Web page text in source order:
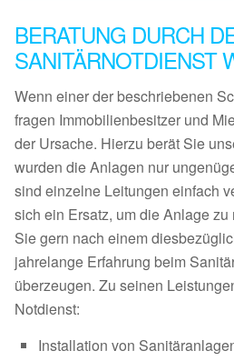
BERATUNG DURCH
SANITÄRNOTDIENST
Wenn einer der beschriebenen
fragen Immobilienbesitzer und
der Ursache. Hierzu berät Sie
wurden die Anlagen nur
sind einzelne Leitungen einfach
sich ein Ersatz, um die Anlage
Sie gern nach einem
jahrelange Erfahrung beim
überzeugen. Zu seinen
Notdienst:
Installation von